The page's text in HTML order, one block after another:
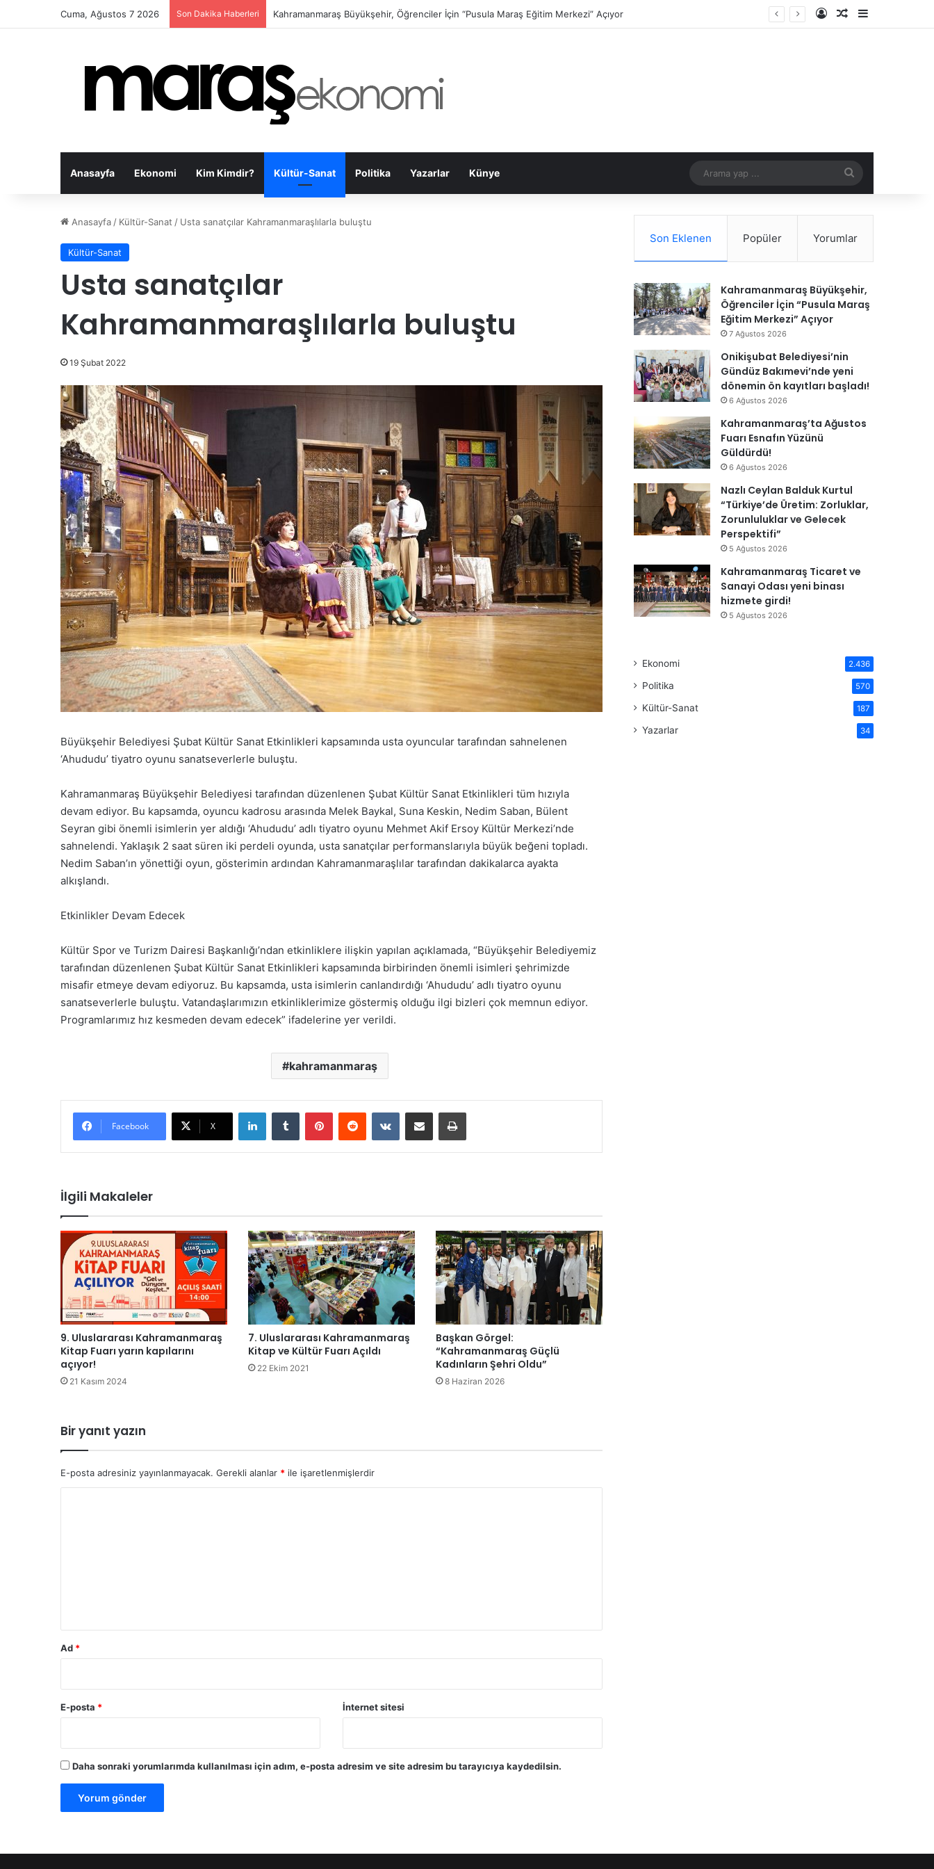
Cuma, Ağustos 7 2026 Son Dakika Haberleri Onikişubat Belediyesi’nin Gündüz Bakımevi’nde yeni dönemin ön kayıtları başladı! Kayıt OlRastgele Makale
Kenar
Anasayfa Ekonomi Kim Kimdir? Kültür-Sanat Politika Yazarlar Künye
yap
Anasayfa / Kültür-Sanat / Usta sanatçılar Kahramanmaraşlılarla buluştu
Kültür-Sanat
Usta sanatçılar
Kahramanmaraşlılarla buluştu
19 Şubat 2022
Büyükşehir Belediyesi Şubat Kültür Sanat Etkinlikleri kapsamında usta oyuncular tarafından sahnelenen
‘Ahududu’ tiyatro oyunu sanatseverlerle buluştu.
Kahramanmaraş Büyükşehir Belediyesi tarafından düzenlenen Şubat Kültür Sanat Etkinlikleri tüm hızıyla
devam ediyor. Bu kapsamda, oyuncu kadrosu arasında Melek Baykal, Suna Keskin, Nedim Saban, Bülent
Seyran gibi önemli isimlerin yer aldığı ‘Ahududu’ adlı tiyatro oyunu Mehmet Akif Ersoy Kültür Merkezi’nde
sahnelendi. Yaklaşık 2 saat süren iki perdeli oyunda, usta sanatçılar performanslarıyla büyük beğeni topladı.
Nedim Saban’ın yönettiği oyun, gösterimin ardından Kahramanmaraşlılar tarafından dakikalarca ayakta
alkışlandı.
Etkinlikler Devam Edecek
Kültür Spor ve Turizm Dairesi Başkanlığı’ndan etkinliklere ilişkin yapılan açıklamada, “Büyükşehir Belediyemiz
tarafından düzenlenen Şubat Kültür Sanat Etkinlikleri kapsamında birbirinden önemli isimleri şehrimizde
misafir etmeye devam ediyoruz. Bu kapsamda, usta isimlerin canlandırdığı ‘Ahududu’ adlı tiyatro oyunu
sanatseverlerle buluştu. Vatandaşlarımızın etkinliklerimize göstermiş olduğu ilgi bizleri çok memnun ediyor.
Programlarımız hız kesmeden devam edecek” ifadelerine yer verildi.
kahramanmaraş
Facebook X
LinkedInTumblr PinterestReddit VKontakteE-Posta ile paylaş Yazdır
İlgili Makaleler
9. Uluslararası Kahramanmaraş
Kitap Fuarı yarın kapılarını
açıyor!
21 Kasım 2024
7. Uluslararası Kahramanmaraş
Kitap ve Kültür Fuarı Açıldı
22 Ekim 2021
Başkan Görgel:
“Kahramanmaraş Güçlü
Kadınların Şehri Oldu”
8 Haziran 2026
Bir yanıt yazın
E-posta adresiniz yayınlanmayacak. Gerekli alanlar * ile işaretlenmişlerdir
Ad *
E-posta * İnternet sitesi
Daha sonraki yorumlarımda kullanılması için adım, e-posta adresim ve site adresim bu tarayıcıya kaydedilsin.
Son Eklenen Popüler Yorumlar
Kahramanmaraş Büyükşehir,
Öğrenciler İçin “Pusula Maraş
Eğitim Merkezi” Açıyor
7 Ağustos 2026
Onikişubat Belediyesi’nin
Gündüz Bakımevi’nde yeni
dönemin ön kayıtları başladı!
6 Ağustos 2026
Kahramanmaraş’ta Ağustos
Fuarı Esnafın Yüzünü
Güldürdü!
6 Ağustos 2026
Nazlı Ceylan Balduk Kurtul
“Türkiye’de Üretim: Zorluklar,
Zorunluluklar ve Gelecek
Perspektifi”
5 Ağustos 2026
Kahramanmaraş Ticaret ve
Sanayi Odası yeni binası
hizmete girdi!
5 Ağustos 2026
Ekonomi 2.436
Politika 570
Kültür-Sanat 187
Yazarlar 34